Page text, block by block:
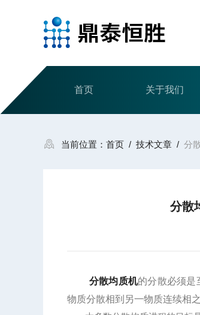
首页 关于我们
当前位置： 首页 / 技术文章 / 分
分散
分散均质机的分散必须是
物质分散相到另一物质连续相之